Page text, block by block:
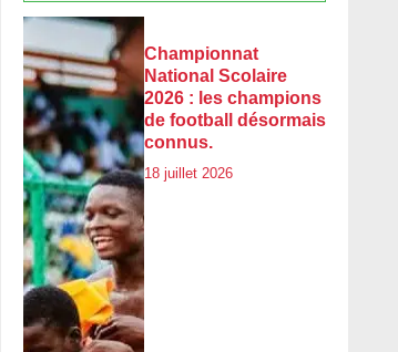
Championnat
National Scolaire
2026 : les champions
de football désormais
connus.
18 juillet 2026